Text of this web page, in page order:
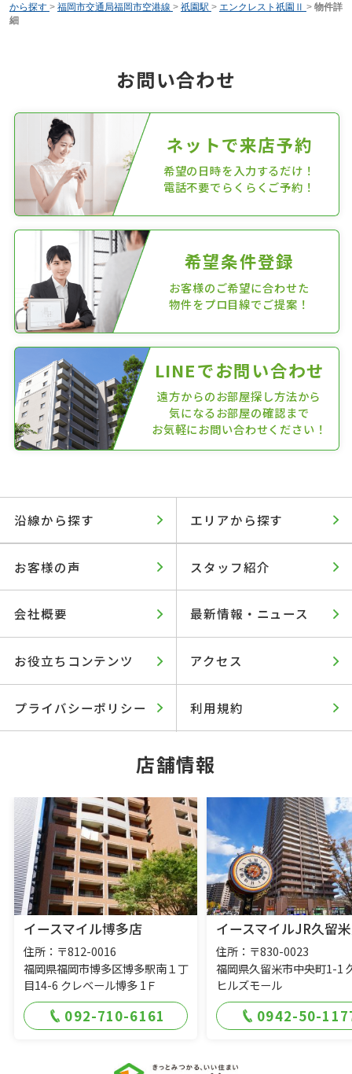
から探す > 福岡市交通局福岡市空港線 > 祇園駅 > エンクレスト祇園Ⅱ > 物件詳
細
お問い合わせ
ネットで来店予約
希望の日時を入力するだけ！
電話不要でらくらくご予約！
希望条件登録
お客様のご希望に合わせた
物件をプロ目線でご提案！
LINEでお問い合わせ
遠方からのお部屋探し方法から
気になるお部屋の確認まで
お気軽にお問い合わせください！
沿線から探す エリアから探す
お客様の声 スタッフ紹介
会社概要 最新情報・ニュース
お役立ちコンテンツ アクセス
プライバシーポリシー 利用規約
店舗情報
イースマイル博多店
住所：〒812-0016
福岡県福岡市博多区博多駅南１丁
目14-6 クレベール博多 1Ｆ
092-710-6161
イースマイルJR久留
住所：〒830-0023
福岡県久留米市中央町1-1
ヒルズモール
0942-50-